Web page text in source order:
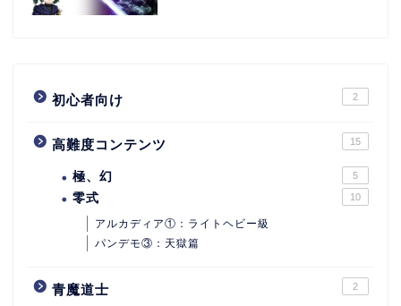
初心者向け 2
高難度コンテンツ 15
極、幻 5
零式 10
アルカディア①：ライトヘビー級
パンデモ③：天獄篇
青魔道士 2